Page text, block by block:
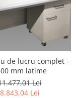
de lucru complet -
mm latime
Lei
8.843,04 Lei